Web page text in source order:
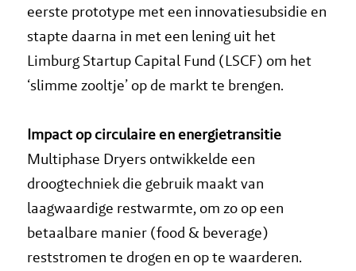
eerste prototype met een innovatiesubsidie en
stapte daarna in met een lening uit het
Limburg Startup Capital Fund (LSCF) om het
‘slimme zooltje’ op de markt te brengen.
Impact op circulaire en energietransitie
Multiphase Dryers ontwikkelde een
droogtechniek die gebruik maakt van
laagwaardige restwarmte, om zo op een
betaalbare manier (food & beverage)
reststromen te drogen en op te waarderen.